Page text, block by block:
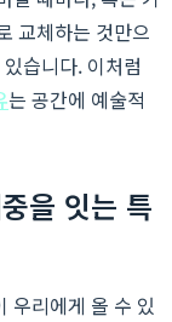
교체하는 것만으
습니다. 이처럼
는 공간에 예술적
을 잇는 특
우리에게 올 수 있